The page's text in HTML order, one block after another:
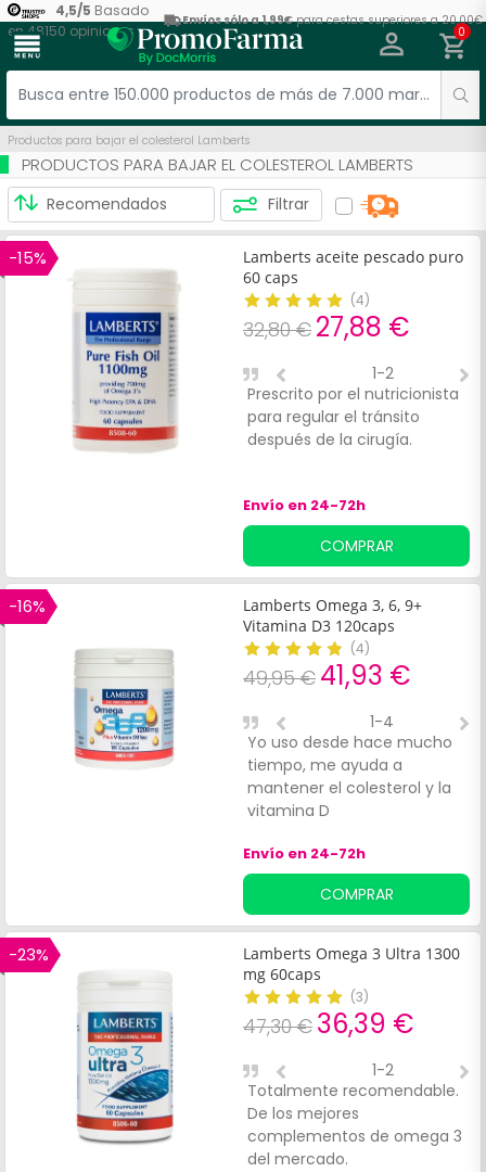
4,5/5 Basado
en48150 opiniones
Envíos sólo a 1,99€para cestas superiores a 20,00€
menu 0
Productos para bajar el colesterol Lamberts
PRODUCTOS PARA BAJAR EL COLESTEROL LAMBERTS
Filtrar
-15%
Lamberts aceite pescado puro
60 caps
(4)
32,80 € 27,88 €
Prescrito por el nutricionista
para regular el tránsito
después de la cirugía.
1-2
Envío en 24-72h
COMPRAR
-16%
Lamberts Omega 3, 6, 9+
Vitamina D3 120caps
(4)
49,95 € 41,93 €
Yo uso desde hace mucho
tiempo, me ayuda a
mantener el colesterol y la
vitamina D
1-4
Envío en 24-72h
COMPRAR
-23%
Lamberts Omega 3 Ultra 1300
mg 60caps
(3)
47,30 € 36,39 €
Totalmente recomendable.
De los mejores
complementos de omega 3
del mercado.
1-2